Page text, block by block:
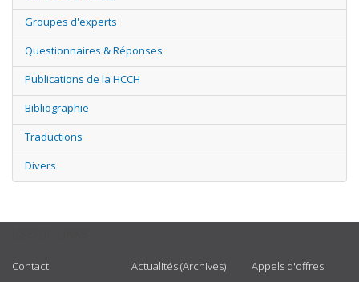
Groupes d'experts
Questionnaires & Réponses
Publications de la HCCH
Bibliographie
Traductions
Divers
Contact
Actualités (Archives)
Appels d'offres